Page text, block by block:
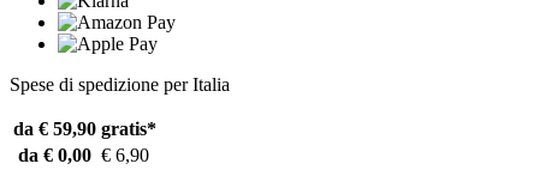
Spese di spedizione per Italia
da € 59,90 gratis*
da € 0,00 € 6,90